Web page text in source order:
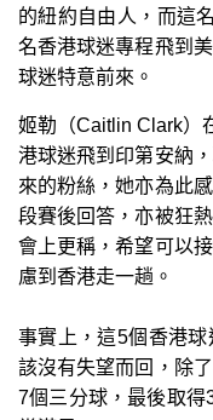
的紐約自由人，而這
名香港球迷專程飛到
球迷特意前來。
姬勒（Caitlin Clark）
港球迷飛到印第安納
來的粉絲，她亦為此
段賽後回答，亦被狂
會上更稱，希望可以
慮到香港走一趟。
事實上，這5個香港
該沒有失望而回，除
7個三分球，最後取得